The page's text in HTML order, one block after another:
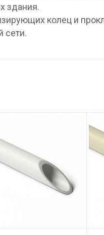
здания.
колец и
сети.